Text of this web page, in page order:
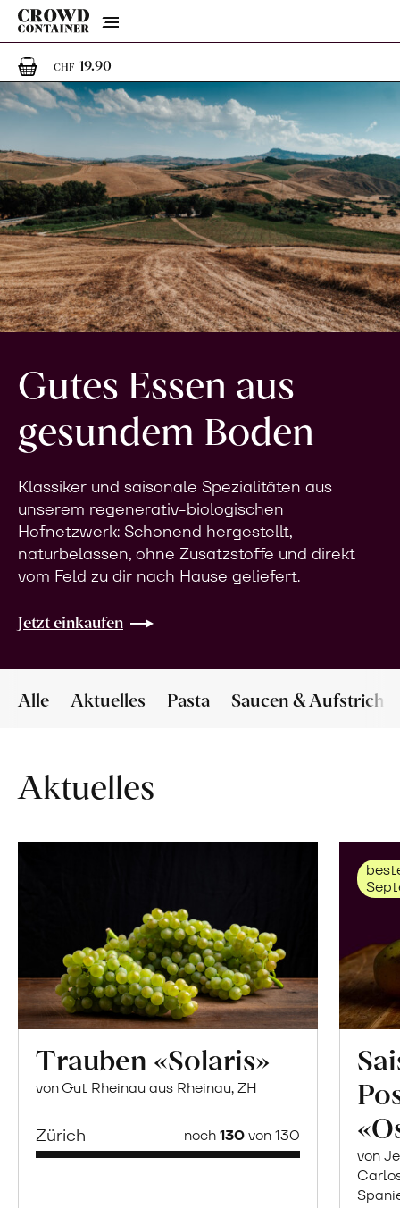
Menu
CHF 19.901 Artikel im Warenkorb
Gutes Essen aus
gesundem Boden
Klassiker und saisonale Spezialitäten aus
unserem regenerativ-biologischen
Hofnetzwerk: Schonend hergestellt,
naturbelassen, ohne Zusatzstoffe und direkt
vom Feld zu dir nach Hause geliefert.
Jetzt einkaufen
Alle Aktuelles Pasta Saucen & Aufstriche
Aktuelles
Trauben «Solaris»
von Gut Rheinau aus Rheinau, ZH
Zürich noch130von 130
von